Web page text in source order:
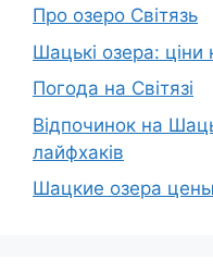
Про озеро Світязь
Шацькі озера: ціни
Погода на Світязі
Відпочинок на
лайфхаків
Шацкие озера